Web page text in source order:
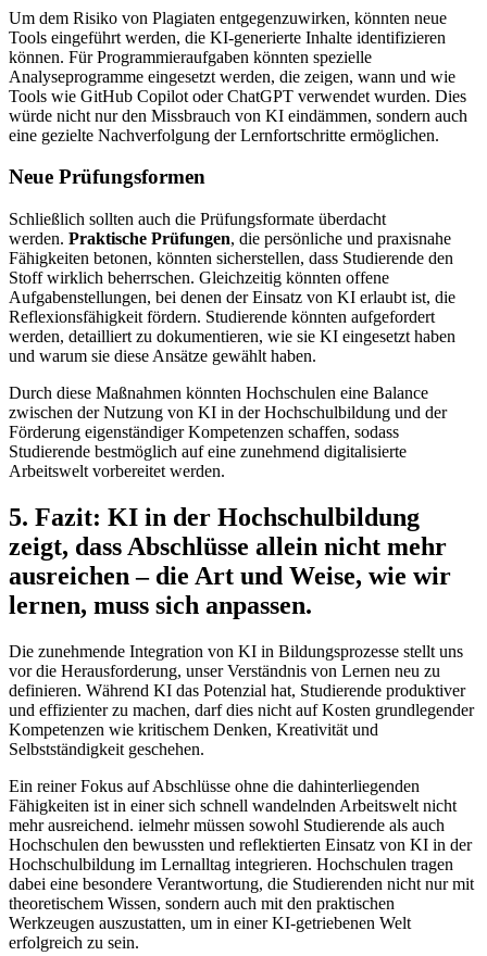
Um dem Risiko von Plagiaten entgegenzuwirken, könnten neue
Tools eingeführt werden, die KI-generierte Inhalte identifizieren
können. Für Programmieraufgaben könnten spezielle
Analyseprogramme eingesetzt werden, die zeigen, wann und wie
Tools wie GitHub Copilot oder ChatGPT verwendet wurden. Dies
würde nicht nur den Missbrauch von KI eindämmen, sondern auch
eine gezielte Nachverfolgung der Lernfortschritte ermöglichen.
Neue Prüfungsformen
Schließlich sollten auch die Prüfungsformate überdacht
werden. Praktische Prüfungen, die persönliche und praxisnahe
Fähigkeiten betonen, könnten sicherstellen, dass Studierende den
Stoff wirklich beherrschen. Gleichzeitig könnten offene
Aufgabenstellungen, bei denen der Einsatz von KI erlaubt ist, die
Reflexionsfähigkeit fördern. Studierende könnten aufgefordert
werden, detailliert zu dokumentieren, wie sie KI eingesetzt haben
und warum sie diese Ansätze gewählt haben.
Durch diese Maßnahmen könnten Hochschulen eine Balance
zwischen der Nutzung von KI in der Hochschulbildung und der
Förderung eigenständiger Kompetenzen schaffen, sodass
Studierende bestmöglich auf eine zunehmend digitalisierte
Arbeitswelt vorbereitet werden.
5. Fazit: KI in der Hochschulbildung
zeigt, dass Abschlüsse allein nicht mehr
ausreichen – die Art und Weise, wie wir
lernen, muss sich anpassen.
Die zunehmende Integration von KI in Bildungsprozesse stellt uns
vor die Herausforderung, unser Verständnis von Lernen neu zu
definieren. Während KI das Potenzial hat, Studierende produktiver
und effizienter zu machen, darf dies nicht auf Kosten grundlegender
Kompetenzen wie kritischem Denken, Kreativität und
Selbstständigkeit geschehen.
Ein reiner Fokus auf Abschlüsse ohne die dahinterliegenden
Fähigkeiten ist in einer sich schnell wandelnden Arbeitswelt nicht
mehr ausreichend. ielmehr müssen sowohl Studierende als auch
Hochschulen den bewussten und reflektierten Einsatz von KI in der
Hochschulbildung im Lernalltag integrieren. Hochschulen tragen
dabei eine besondere Verantwortung, die Studierenden nicht nur mit
theoretischem Wissen, sondern auch mit den praktischen
Werkzeugen auszustatten, um in einer KI-getriebenen Welt
erfolgreich zu sein.